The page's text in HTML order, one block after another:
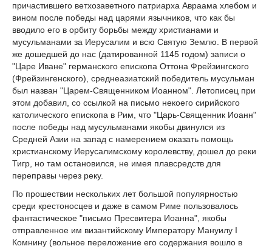
причастившего ветхозаветного патриарха Авраама хлебом и
вином после победы над царями язычников, что как бы
вводило его в орбиту борьбы между христианами и
мусульманами за Иерусалим и всю Святую Землю. В первой
же дошедшей до нас (датированной 1145 годом) записи о
"Царе Иване" германского епископа Оттона Фрейзингского
(Фрейзингенского), cреднеазиатский победитель мусульман
был назван "Царем-Священником Иоанном". Летописец при
этом добавил, со ссылкой на письмо некоего сирийского
католического епископа в Рим, что "Царь-Священник Иоанн"
после победы над мусульманами якобы двинулся из
Средней Азии на запад с намерением оказать помощь
христианскому Иерусалимскому королевству, дошел до реки
Тигр, но там остановился, не имея плавсредств для
переправы через реку.
По прошествии нескольких лет большой популярностью
среди крестоносцев и даже в самом Риме пользовалось
фантастическое "письмо Пресвитера Иоанна", якобы
отправленное им византийскому Императору Мануилу I
Комнину (вольное переложение его содержания вошло в